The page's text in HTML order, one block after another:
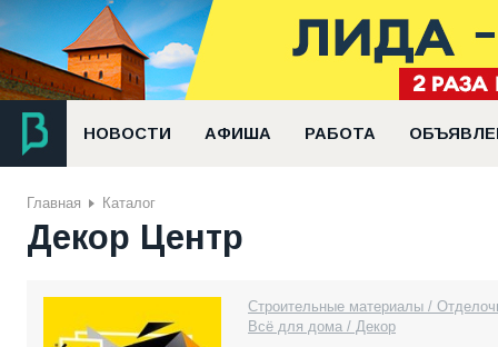
НОВОСТИ АФИША РАБОТА
Главная Каталог
Декор Центр
Строительные материалы /
Всё для дома / Декор